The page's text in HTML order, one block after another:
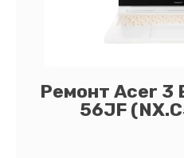
Ремонт Acer 3
56JF